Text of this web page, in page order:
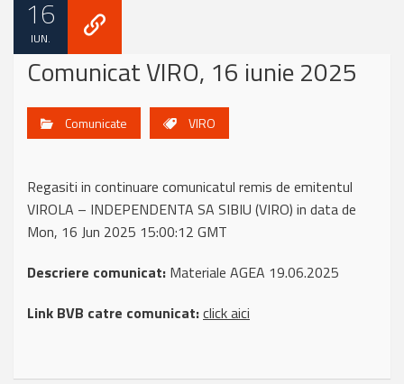
16
IUN.
Comunicat VIRO, 16 iunie 2025
Comunicate VIRO
Regasiti in continuare comunicatul remis de emitentul
VIROLA – INDEPENDENTA SA SIBIU (VIRO) in data de
Mon, 16 Jun 2025 15:00:12 GMT
Descriere comunicat: Materiale AGEA 19.06.2025
Link BVB catre comunicat:click aici